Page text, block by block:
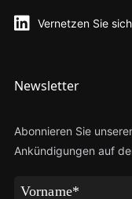
Vernetzen Sie
Newsletter
Abonnieren Sie
Ankündigungen auf
Vorname